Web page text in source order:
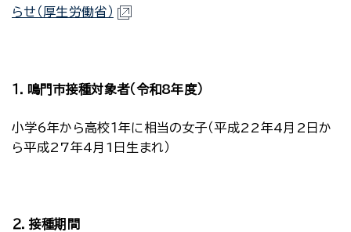
らせ（厚生労働省）
１．鳴門市接種対象者（令和8年度）
小学6年から高校１年に相当の女子（平成22年4月2日か
ら平成27年4月1日生まれ）
２．接種期間